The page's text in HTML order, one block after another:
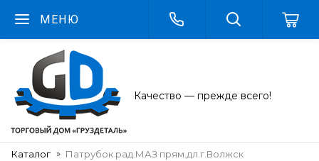
МЕНЮ
Качество — прежде всего!
Каталог Патрубок рад.МАЗ прям.дл.г.Волжск